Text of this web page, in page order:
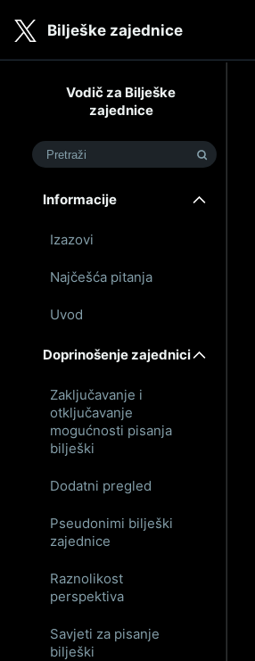
Bilješke zajednice
Vodič za Bilješke
zajednice
Pretraži
Informacije
Izazovi
Najčešća pitanja
Uvod
Doprinošenje zajednici
Zaključavanje i
otključavanje
mogućnosti pisanja
bilješki
Dodatni pregled
Pseudonimi bilješki
zajednice
Raznolikost
perspektiva
Savjeti za pisanje
bilješki